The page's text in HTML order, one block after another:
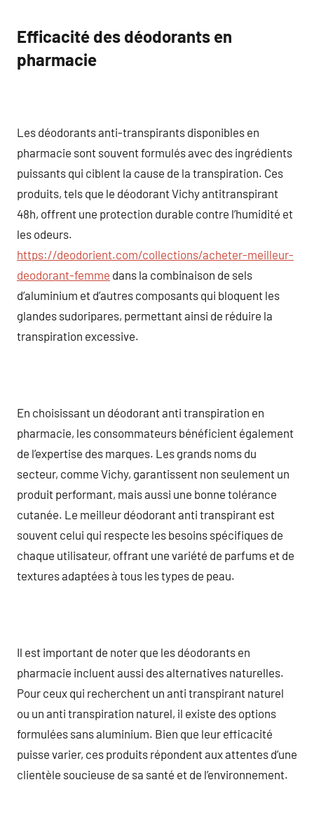
Efficacité des déodorants en
pharmacie
Les déodorants anti-transpirants disponibles en
pharmacie sont souvent formulés avec des ingrédients
puissants qui ciblent la cause de la transpiration. Ces
produits, tels que le déodorant Vichy antitranspirant
48h, offrent une protection durable contre l’humidité et
les odeurs.
https://deodorient.com/collections/acheter-meilleur-
deodorant-femme dans la combinaison de sels
d’aluminium et d’autres composants qui bloquent les
glandes sudoripares, permettant ainsi de réduire la
transpiration excessive.
En choisissant un déodorant anti transpiration en
pharmacie, les consommateurs bénéficient également
de l’expertise des marques. Les grands noms du
secteur, comme Vichy, garantissent non seulement un
produit performant, mais aussi une bonne tolérance
cutanée. Le meilleur déodorant anti transpirant est
souvent celui qui respecte les besoins spécifiques de
chaque utilisateur, offrant une variété de parfums et de
textures adaptées à tous les types de peau.
Il est important de noter que les déodorants en
pharmacie incluent aussi des alternatives naturelles.
Pour ceux qui recherchent un anti transpirant naturel
ou un anti transpiration naturel, il existe des options
formulées sans aluminium. Bien que leur efficacité
puisse varier, ces produits répondent aux attentes d’une
clientèle soucieuse de sa santé et de l’environnement.